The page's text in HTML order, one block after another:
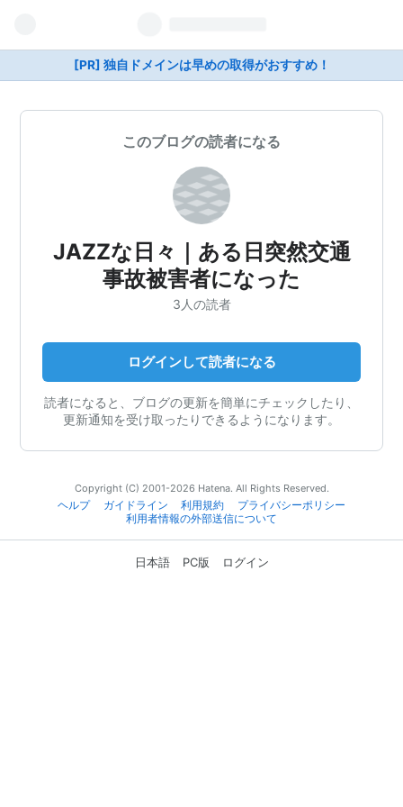
[PR] 独自ドメインは早めの取得がおすすめ！
このブログの読者になる
JAZZな日々｜ある日突然交通
事故被害者になった
3人の読者
ログインして読者になる
読者になると、ブログの更新を簡単にチェックしたり、
更新通知を受け取ったりできるようになります。
Copyright (C) 2001-2026 Hatena. All Rights Reserved.
ヘルプ
ガイドライン 利用規約
プライバシーポリシー
利用者情報の外部送信について
日本語 PC版 ログイン